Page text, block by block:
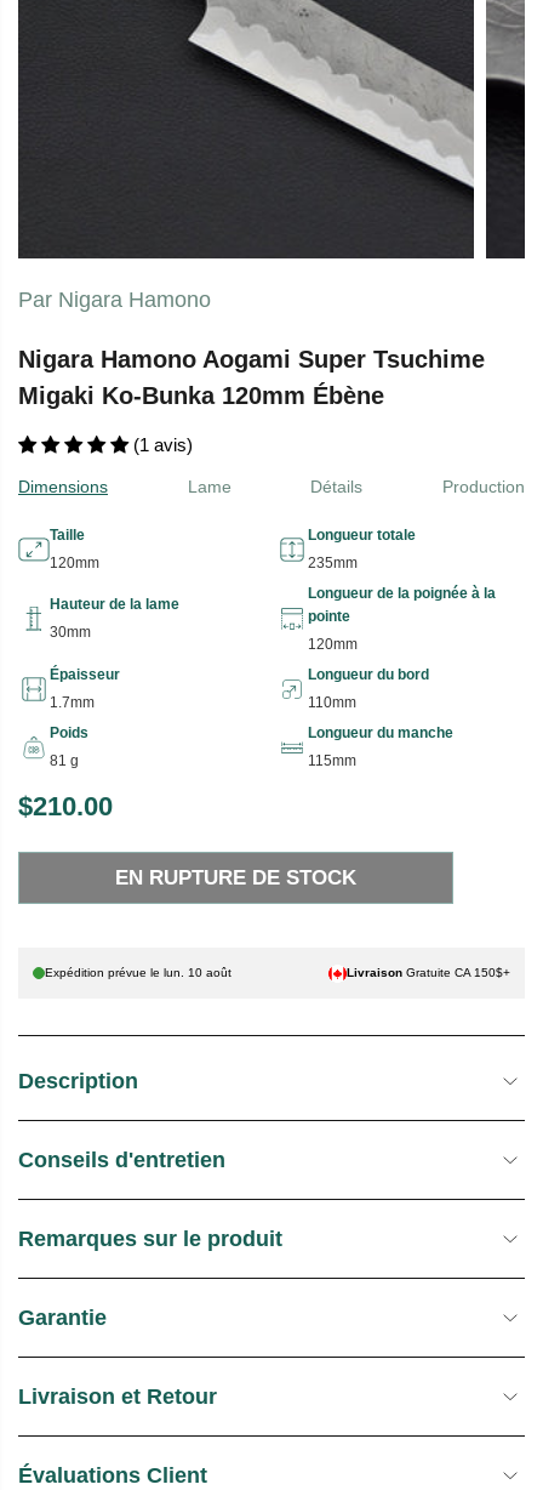
Par Nigara Hamono
Nigara Hamono Aogami Super Tsuchime
Migaki Ko-Bunka 120mm Ébène
(1 avis)
Dimensions Lame Détails Production
Taille
120mm
Longueur totale
235mm
Hauteur de la lame
30mm
Longueur de la poignée à la
pointe
120mm
Épaisseur
1.7mm
Longueur du bord
110mm
Poids
81 g
Longueur du manche
115mm
P
R
X
T
L
$210.00
E
N
U
D
T
O
EN RUPTURE DE STOCK
Expédition prévue lelun. 10 août Livraison Gratuite CA 150$+
Description
Conseils d'entretien
Remarques sur le produit
Garantie
Livraison et Retour
Évaluations Client